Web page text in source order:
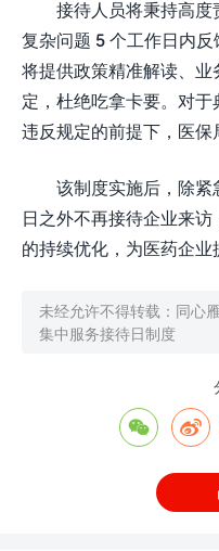
接待人员将秉持高度
复杂问题 5 个工作日内
将提供政策精准解读、
定，杜绝吃拿卡要。对
违反规定的前提下，医保
该制度实施后，除
日之外不再接待企业来
的持续优化，为医药企业
未经允许不得转载： 同心
集中服务接待日制度
 